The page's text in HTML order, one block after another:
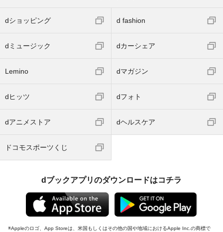
dショッピング d fashion
dミュージック dカーシェア
Lemino dマガジン
dヒッツ dフォト
dアニメストア dヘルスケア
ドコモスポーツくじ
dブックアプリのダウンロードはコチラ
Appleのロゴ、App Storeは、米国もしくはその他の国や地域におけるApple Inc.の商標で